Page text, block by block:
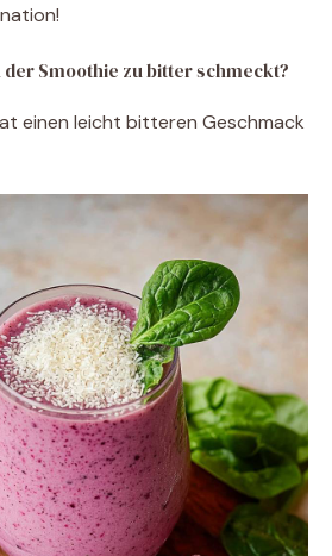
der Smoothie zu bitter schmeckt?
einen leicht bitteren Geschmack